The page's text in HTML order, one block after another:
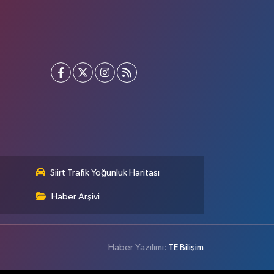
Siirt Trafik Yoğunluk Haritası
Haber Arşivi
Haber Yazılımı: TE Bilişim